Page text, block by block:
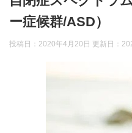
ー症候群/ASD）
投稿日：2020年4月20日 更新日：